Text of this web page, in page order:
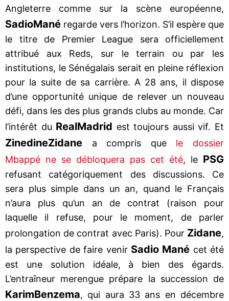
Angleterre comme sur la scène européenne,
SadioMané regarde vers l’horizon. S’il espère que
le titre de Premier League sera officiellement
attribué aux Reds, sur le terrain ou par les
institutions, le Sénégalais serait en pleine réflexion
pour la suite de sa carrière. A 28 ans, il dispose
d’une opportunité unique de relever un nouveau
défi, dans les des plus grands clubs au monde. Car
l’intérêt du RealMadrid est toujours aussi vif. Et
ZinedineZidane a compris que le dossier
Mbappé ne se débloquera pas cet été, le PSG
refusant catégoriquement des discussions. Ce
sera plus simple dans un an, quand le Français
n’aura plus qu’un an de contrat (raison pour
laquelle il refuse, pour le moment, de parler
prolongation de contrat avec Paris). Pour Zidane,
la perspective de faire venir Sadio Mané cet été
est une solution idéale, à bien des égards.
L’entraîneur merengue prépare la succession de
KarimBenzema, qui aura 33 ans en décembre